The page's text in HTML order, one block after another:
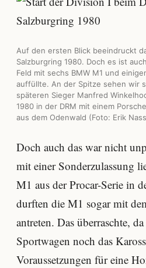
Auf den ersten Blick beeindruckt
Salzburgring 1980. Doch es ist
Feld mit sechs BMW M1 und
auffüllte. An der Spitze sehen wir
späteren Sieger Manfred
1980 in der DRM mit einem
aus dem Odenwald (Foto: Erik
Doch auch das war nicht
mit einer Sonderzulassung
M1 aus der Procar-Serie in
durften die M1 sogar mit
antreten. Das überraschte,
Sportwagen noch das
Voraussetzungen für eine